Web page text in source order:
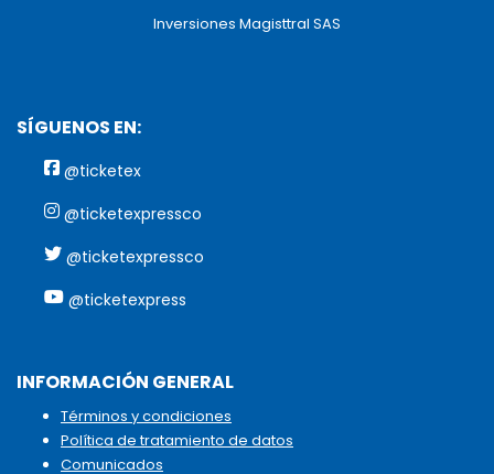
Inversiones Magisttral SAS
SÍGUENOS EN:
@ticketex
@ticketexpressco
@ticketexpressco
@ticketexpress
INFORMACIÓN GENERAL
Términos y condiciones
Política de tratamiento de datos
Comunicados